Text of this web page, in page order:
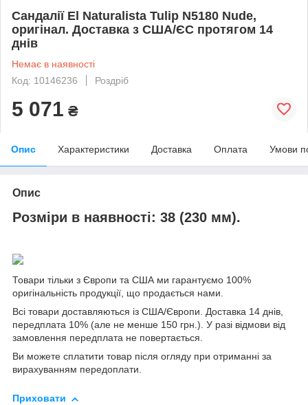
Сандалії El Naturalista Tulip N5180 Nude,
оригінал. Доставка з США/ЄС протягом 14
днів
Немає в наявності
Код: 10146236
Роздріб
5 071 ₴
Опис Характеристики Доставка Оплата Умови
Опис
Розміри в наявності: 38 (230 мм).
Товари тільки з Європи та США ми гарантуємо 100%
оригінальність продукції, що продається нами.
Всі товари доставляються із США/Європи. Доставка 14 днів,
передплата 10% (але не менше 150 грн.). У разі відмови від
замовлення передплата не повертається.
Ви можете сплатити товар після огляду при отриманні за
вирахуванням передоплати.
Приховати